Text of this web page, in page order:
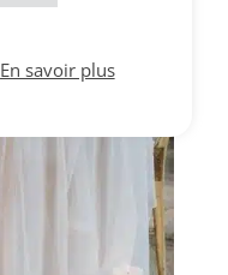
En savoir plus